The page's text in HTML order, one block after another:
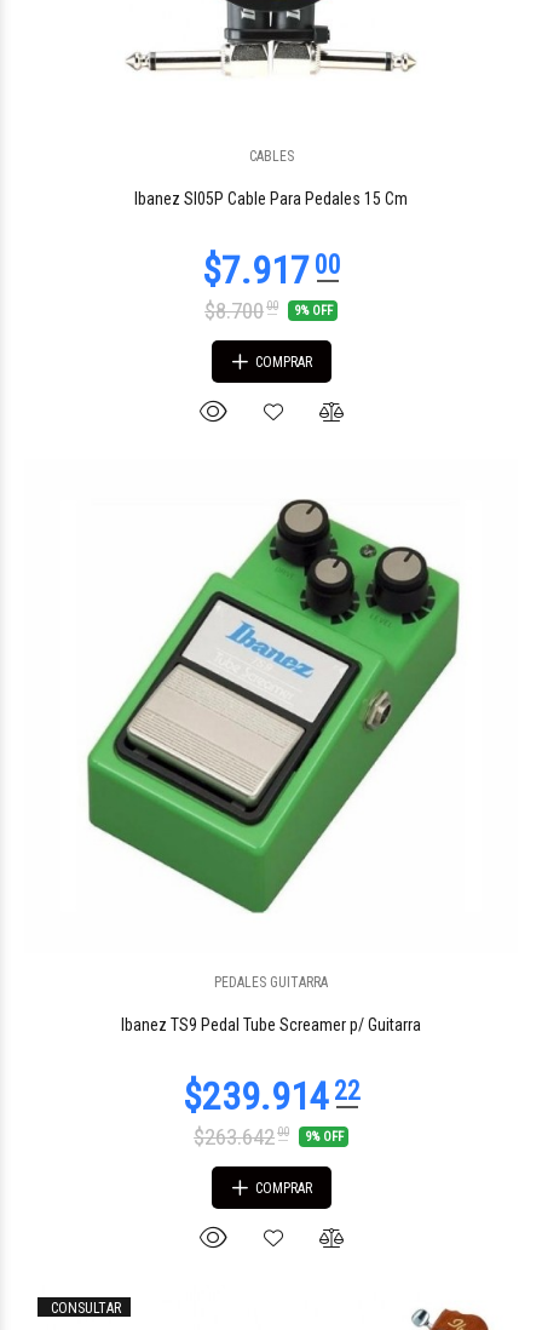
CABLES
Ibanez SI05P Cable Para Pedales 15 Cm
$8.70000 9% OFF
COMPRAR
PEDALES GUITARRA
Ibanez TS9 Pedal Tube Screamer p/ Guitarra
$263.64200 9% OFF
COMPRAR
CONSULTAR